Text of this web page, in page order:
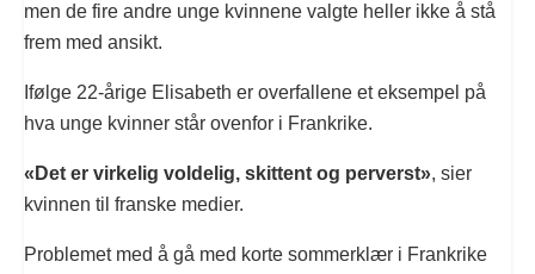
men de fire andre unge kvinnene valgte heller ikke å stå
frem med ansikt.
Ifølge 22-årige Elisabeth er overfallene et eksempel på
hva unge kvinner står ovenfor i Frankrike.
«Det er virkelig voldelig, skittent og perverst», sier
kvinnen til franske medier.
Problemet med å gå med korte sommerklær i Frankrike